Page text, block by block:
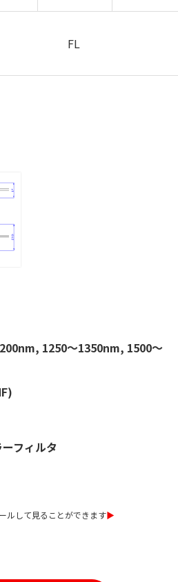
FL
1250～1350nm, 1500～
フィルタ
ルして見ることができます▶︎